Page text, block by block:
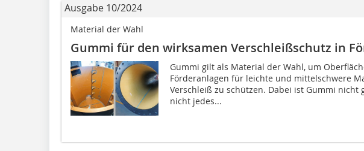
Ausgabe 10/2024
Material der Wahl
Gummi für den wirksamen Verschleißschutz in
Gummi gilt als Material der Wahl, um
Förderanlagen für leichte und mittelschwere
Verschleiß zu schützen. Dabei ist Gummi nicht
nicht jedes...